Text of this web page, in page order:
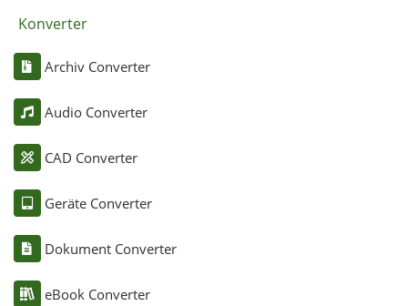
Konverter
Archiv Converter
Audio Converter
CAD Converter
Geräte Converter
Dokument Converter
eBook Converter